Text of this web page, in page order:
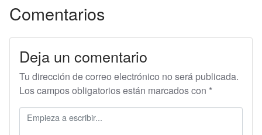
Comentarios
Deja un comentario
Tu dirección de correo electrónico no será publicada.
Los campos obligatorios están marcados con *